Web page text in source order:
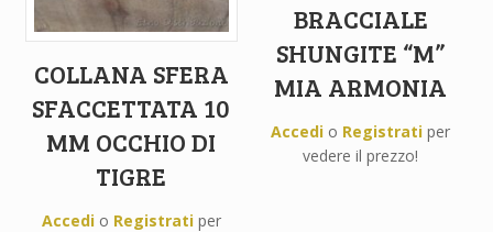
COLLANA SFERA
SFACCETTATA 10
MM OCCHIO DI
TIGRE
Accedio Registratiper
BRACCIALE
SHUNGITE “M”
MIA ARMONIA
Accedi o Registrati per
vedere il prezzo!